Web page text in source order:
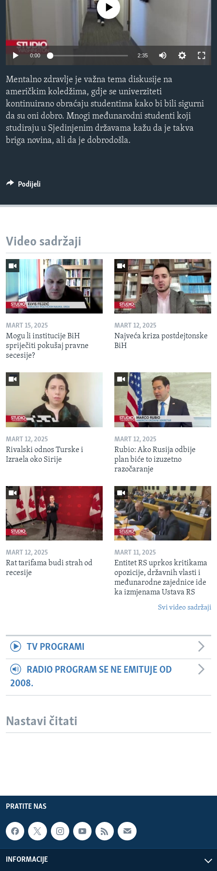
Learning English
PRATITE NAS
Jezici
No media source currently available
0:00 2:35
Mentalno zdravlje je važna tema diskusije na
američkim koledžima, gdje se univerziteti
kontinuirano obraćaju studentima kako bi bili sigurni
da su oni dobro. Mnogi međunarodni studenti koji
studiraju u Sjedinjenim državama kažu da je takva
briga novina, ali da je dobrodošla.
Podijeli
Video sadržaji
MART 15, 2025
Mogu li institucije BiH
spriječiti pokušaj pravne
secesije?
MART 12, 2025
Najveća kriza postdejtonske
BiH
MART 12, 2025
Rivalski odnos Turske i
Izraela oko Sirije
MART 12, 2025
Rubio: Ako Rusija odbije
plan biće to izuzetno
razočaranje
MART 12, 2025
Rat tarifama budi strah od
recesije
MART 11, 2025
Entitet RS uprkos kritikama
opozicije, državnih vlasti i
međunarodne zajednice ide
ka izmjenama Ustava RS
Svi video sadržaji
TV PROGRAMI
RADIO PROGRAM SE NE EMITUJE OD
2008.
Nastavi čitati
PRATITE NAS
INFORMACIJE